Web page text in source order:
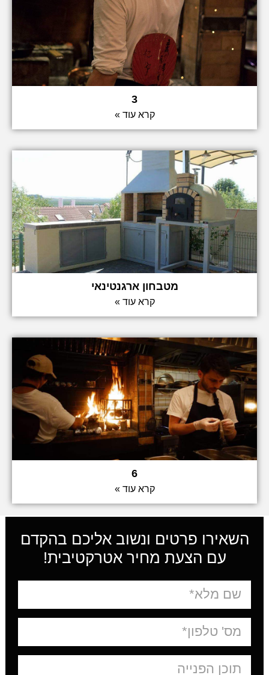
3
קרא עוד »
מטבחון ארגנטינאי
קרא עוד »
6
קרא עוד »
השאירו פרטים ונשוב אליכם בהקדם
עם הצעת מחיר אטרקטיבית!